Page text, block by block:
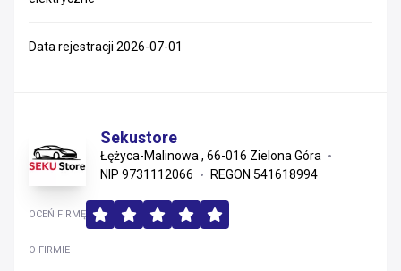
Data rejestracji 2026-07-01
Sekustore
Łężyca-Malinowa , 66-016 Zielona Góra
NIP 9731112066
REGON 541618994
O FIRMIE
OCEŃ FIRMĘ